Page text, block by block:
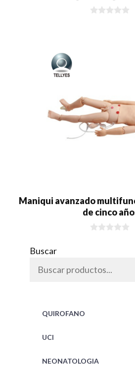
Maniqui avanzado
de cinco
Buscar
QUIROFANO
UCI
NEONATOLOGIA